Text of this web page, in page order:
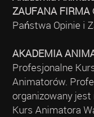
ZAUFANA
Państwa Opinie i
AKADEMIA
Profesjonalne
Animatorów.
organizowany
Kurs Animatora